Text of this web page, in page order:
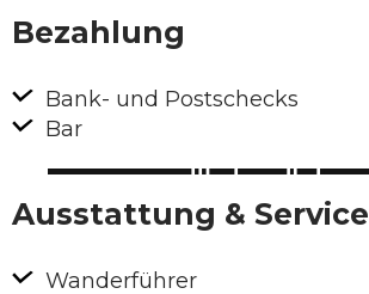
Bezahlung
Bank- und Postschecks
Bar
Ausstattung & Service
Wanderführer